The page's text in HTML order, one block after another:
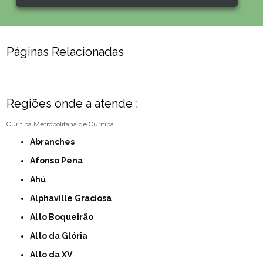
Páginas Relacionadas
Regiões onde a atende :
Curitiba Metropolitana de Curitiba
Abranches
Afonso Pena
Ahú
Alphaville Graciosa
Alto Boqueirão
Alto da Glória
Alto da XV